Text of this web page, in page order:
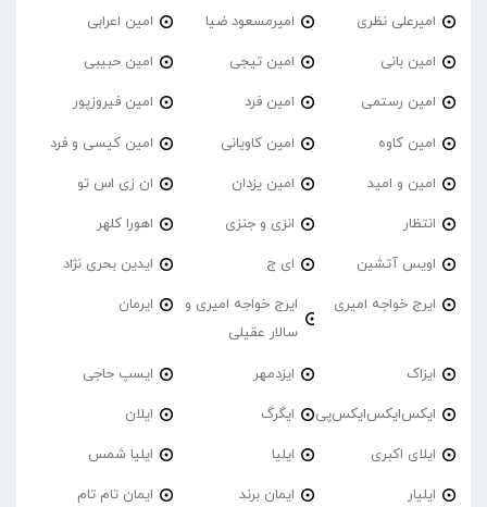
امیرعلی نظری امیرمسعود ضیا امین اعرابی
امین بانی امین تیجی امین حبیبی
امین رستمی امین فرد امین فیروزپور
امین کاوه امین کاویانی امین کیسی و فرد
امین و امید امین یزدان ان زی اس تو
انتظار انزی و جنزی اهورا کلهر
اویس آتشین ای ج ایدین بحری نژاد
ایرج خواجه امیری
ایرج خواجه امیری و
سالار عقیلی
ایرمان
ایزاک ایزدمهر ایسپ حاجی
ایکس‌ایکس‌ایکس‌پی ایگرگ ایلان
ایلای اکبری ایلیا ایلیا شمس
ایلیار ایمان برند ایمان تام تام